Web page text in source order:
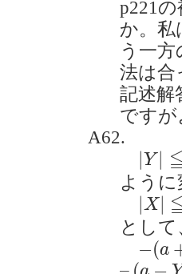
p221
か。私
う一
法は合
記述解
ですが
A62.
| Y | ≦
|Y|≦ a−
よう
|X|
| X|≦a
とし
−(a
−(a + Y
(a −Y)